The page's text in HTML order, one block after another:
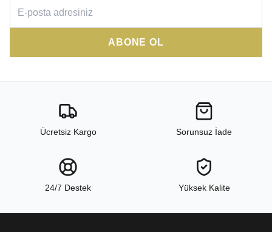
ABONE OL
Ücretsiz Kargo Sorunsuz İade
24/7 Destek Yüksek Kalite